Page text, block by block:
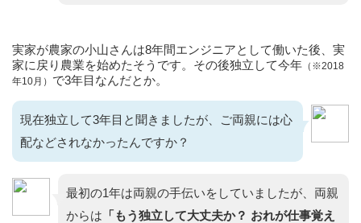
実家が農家の小山さんは8年間エンジニアとして働いた後、実
家に戻り農業を始めたそうです。その後独立して今年 （※2018
年10月） で3年目なんだとか。
現在独立して3年目と聞きましたが、ご両親には心
配などされなかったんですか？
最初の1年は両親の手伝いをしていましたが、両親
からは 「もう独立して大丈夫か？ おれが仕事覚え